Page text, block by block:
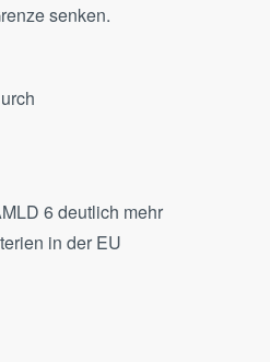
senken.
6 deutlich mehr
in der EU